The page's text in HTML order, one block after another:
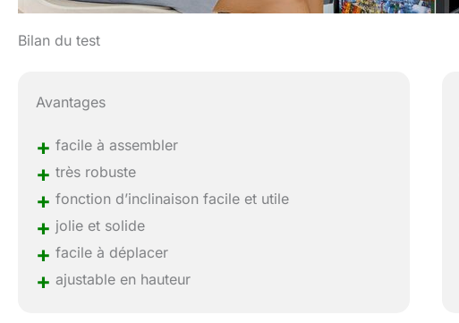
Bilan du test
Avantages
+ facile à assembler
+ très robuste
+ fonction d’inclinaison facile et utile
+ jolie et solide
+ facile à déplacer
+ ajustable en hauteur